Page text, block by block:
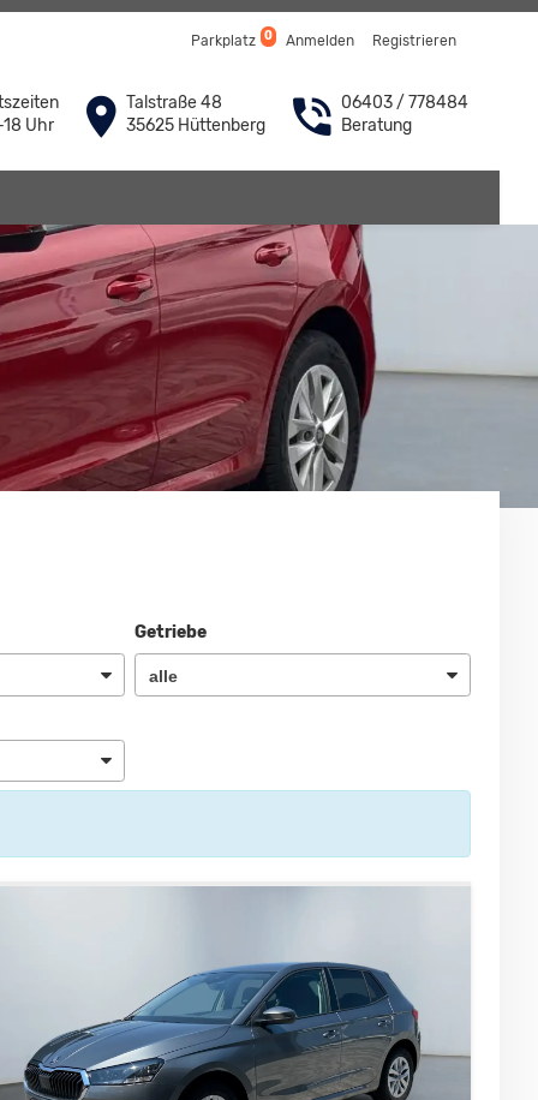
Parkplatz 0 Anmelden Registrieren
Uhr
Talstraße 48
35625 Hüttenberg
06403 / 778484
Beratung
Getriebe